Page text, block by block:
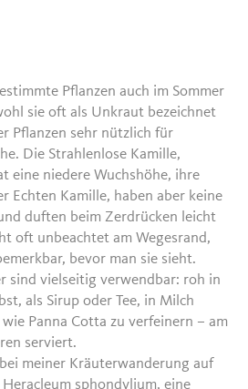
Pflanzen auch im Sommer
sie oft als Unkraut bezeichnet
Pflanzen sehr nützlich für
Die Strahlenlose Kamille,
eine niedere Wuchshöhe, ihre
Echten Kamille, haben aber keine
duften beim Zerdrücken leicht
oft unbeachtet am Wegesrand,
bevor man sie sieht.
sind vielseitig verwendbar: roh in
als Sirup oder Tee, in Milch
Panna Cotta zu verfeinern – am
serviert.
meiner Kräuterwanderung auf
sphondylium, eine